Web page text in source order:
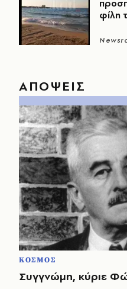
φίλη
ΑΠΟΨΕΙΣ
ΚΟΣΜΟΣ
Συγγνώμη, κύριε